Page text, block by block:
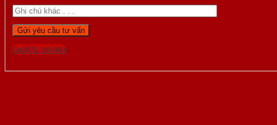
Gọi 0976.169.864